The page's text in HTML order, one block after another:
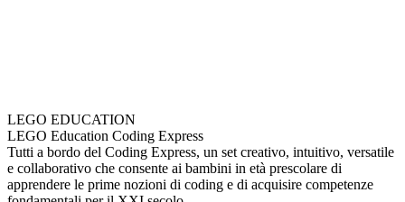
LEGO EDUCATION
LEGO Education Coding Express
Tutti a bordo del Coding Express, un set creativo, intuitivo, versatile
e collaborativo che consente ai bambini in età prescolare di
apprendere le prime nozioni di coding e di acquisire competenze